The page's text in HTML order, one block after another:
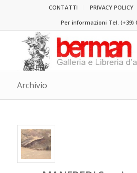
CONTATTI PRIVACY POLICY
Per informazioni Tel. (+39)
Archivio